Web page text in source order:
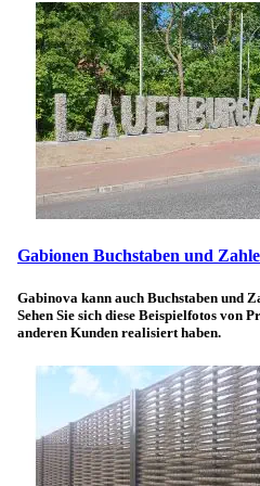
Gabionen Buchstaben und
Gabinova kann auch Buchstaben und
Sehen Sie sich diese Beispielfotos von
anderen Kunden realisiert haben.